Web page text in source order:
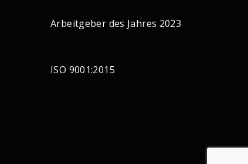
Arbeitgeber des Jahres 2023
ISO 9001:2015